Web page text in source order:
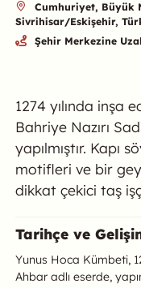
1274 yılında inşa
Bahriye Nazırı
yapılmıştır. Kapı
motifleri ve bir
dikkat çekici taş
Cumhuriyet, Büyük
Sivrihisar/Eskişehir,
Şehir Merkezine
Yunus Hoca
Tarihçe ve
Yunus Hoca Kümbeti,
Ahbar adlı eserde,